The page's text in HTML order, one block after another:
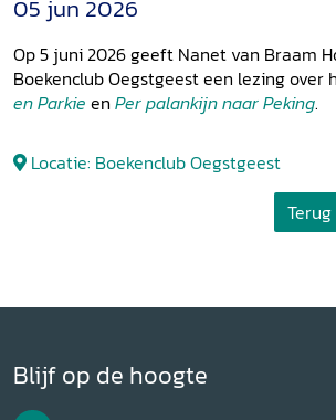
05 jun 2026
Op 5 juni 2026 geeft Nanet van Braam
Boekenclub Oegstgeest een lezing over
en Parkie en Per palankijn naar Peking.
Locatie: Boekenclub Oegstgeest
Blijf op de hoogte